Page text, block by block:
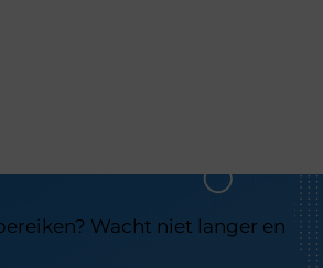
Wacht niet langer en